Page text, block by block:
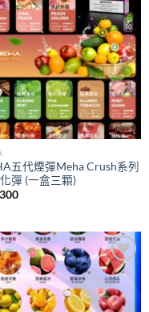
五代煙彈Meha Crush系列
化彈 (一盒三顆)
Add to
wishlist